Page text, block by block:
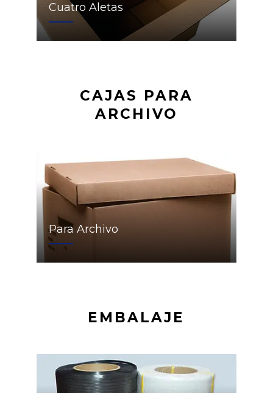
Cuatro Aletas
CAJAS PARA
ARCHIVO
Para Archivo
EMBALAJE